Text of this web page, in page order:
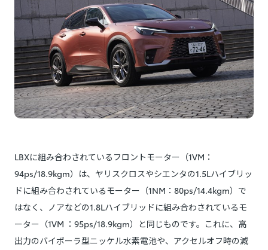
LBXに組み合わされているフロントモーター（1VM：
94ps/18.9kgm）は、ヤリスクロスやシエンタの1.5Lハイブリッ
ドに組み合わされているモーター（1NM：80ps/14.4kgm）で
はなく、ノアなどの1.8Lハイブリッドに組み合わされているモ
ーター（1VM ：95ps/18.9kgm）と同じものです。これに、高
出力のバイポーラ型ニッケル水素電池や、アクセルオフ時の減